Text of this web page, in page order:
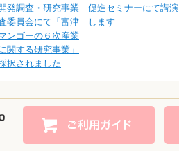
発調査・研究事業
委員会にて「富津
ンゴーの６次産業
関する研究事業」
択されました
促進セミナーにて講演
します